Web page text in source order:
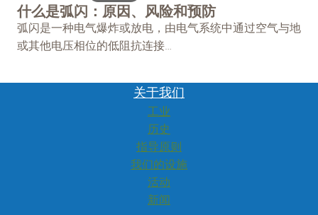
什么是弧闪：原因、风险和预防
弧闪是一种电气爆炸或放电，由电气系统中通过空气与地
或其他电压相位的低阻抗连接…
关于我们
工业
历史
指导原则
我们的设施
活动
新闻